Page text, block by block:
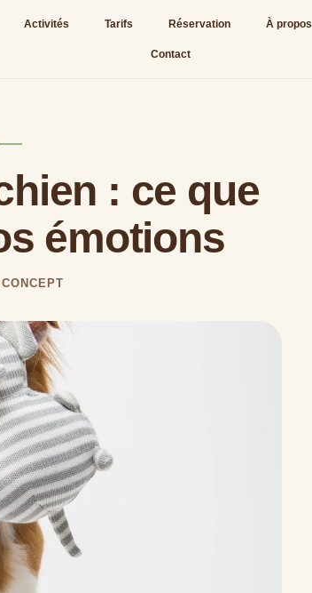
Activités Tarifs Réservation À propos
Contact
: ce que
émotions